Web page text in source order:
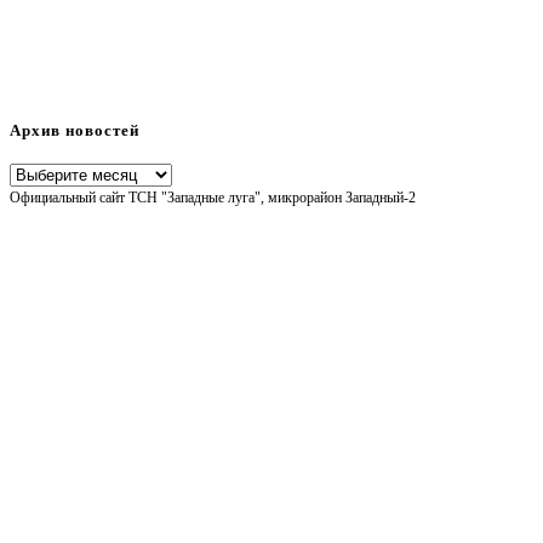
Архив новостей
Архив
новостей
Официальный сайт ТСН "Западные луга", микрорайон Западный-2